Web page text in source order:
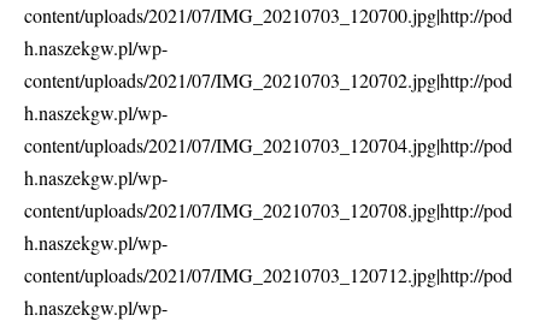
content/uploads/2021/07/IMG_20210703_120700.jpg|http://pod
h.naszekgw.pl/wp-
content/uploads/2021/07/IMG_20210703_120702.jpg|http://pod
h.naszekgw.pl/wp-
content/uploads/2021/07/IMG_20210703_120704.jpg|http://pod
h.naszekgw.pl/wp-
content/uploads/2021/07/IMG_20210703_120708.jpg|http://pod
h.naszekgw.pl/wp-
content/uploads/2021/07/IMG_20210703_120712.jpg|http://pod
h.naszekgw.pl/wp-